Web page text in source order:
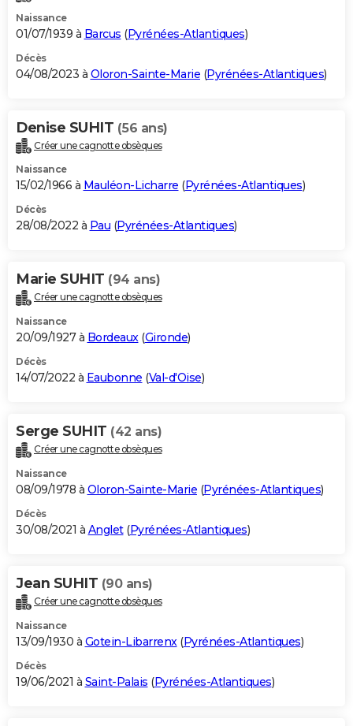
Naissance
01/07/1939 à Barcus (Pyrénées-Atlantiques)
Décès
04/08/2023 à Oloron-Sainte-Marie (Pyrénées-Atlantiques)
Denise SUHIT (56 ans)
Créer une cagnotte obsèques
Naissance
15/02/1966 à Mauléon-Licharre (Pyrénées-Atlantiques)
Décès
28/08/2022 à Pau (Pyrénées-Atlantiques)
Marie SUHIT (94 ans)
Créer une cagnotte obsèques
Naissance
20/09/1927 à Bordeaux(Gironde)
Décès
14/07/2022 à Eaubonne (Val-d'Oise)
Serge SUHIT (42 ans)
Créer une cagnotte obsèques
Naissance
08/09/1978 à Oloron-Sainte-Marie (Pyrénées-Atlantiques)
Décès
30/08/2021 à Anglet(Pyrénées-Atlantiques)
Jean SUHIT (90 ans)
Créer une cagnotte obsèques
Naissance
13/09/1930 à Gotein-Libarrenx(Pyrénées-Atlantiques)
Décès
19/06/2021 à Saint-Palais (Pyrénées-Atlantiques)